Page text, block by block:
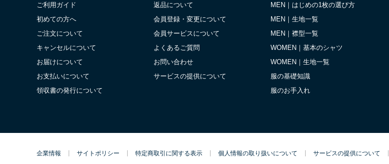
ご利用ガイド
初めての方へ
ご注文について
キャンセルについて
お届けについて
お支払いについて
領収書の発行について
返品について
会員登録・変更について
会員サービスについて
よくあるご質問
お問い合わせ
サービスの提供について
MEN｜はじめの1枚の選び方
MEN｜生地一覧
MEN｜襟型一覧
WOMEN｜基本のシャツ
WOMEN｜生地一覧
服の基礎知識
服のお手入れ
企業情報 サイトポリシー 特定商取引に関する表示 個人情報の取り扱いについて サービスの提供について